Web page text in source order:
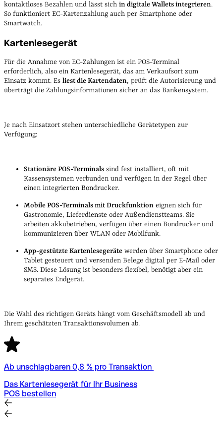
kontaktloses Bezahlen und lässt sich in digitale Wallets integrieren.
So funktioniert EC-Kartenzahlung auch per Smartphone oder
Smartwatch.
Kartenlesegerät
Für die Annahme von EC-Zahlungen ist ein POS-Terminal
erforderlich, also ein Kartenlesegerät, das am Verkaufsort zum
Einsatz kommt. Es liest die Kartendaten, prüft die Autorisierung und
überträgt die Zahlungsinformationen sicher an das Bankensystem.
Je nach Einsatzort stehen unterschiedliche Gerätetypen zur
Verfügung:
Stationäre POS-Terminals sind fest installiert, oft mit
Kassensystemen verbunden und verfügen in der Regel über
einen integrierten Bondrucker.
Mobile POS-Terminals mit Druckfunktion eignen sich für
Gastronomie, Lieferdienste oder Außendienstteams. Sie
arbeiten akkubetrieben, verfügen über einen Bondrucker und
kommunizieren über WLAN oder Mobilfunk.
App-gestützte Kartenlesegeräte werden über Smartphone oder
Tablet gesteuert und versenden Belege digital per E-Mail oder
SMS. Diese Lösung ist besonders flexibel, benötigt aber ein
separates Endgerät.
Die Wahl des richtigen Geräts hängt vom Geschäftsmodell ab und
Ihrem geschätzten Transaktionsvolumen ab.
Ab unschlagbaren 0,8 % pro Transaktion
Das Kartenlesegerät für Ihr Business
POS bestellen